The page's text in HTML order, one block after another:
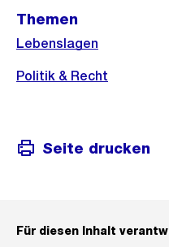
Informationen
Themen
Lebenslagen
Politik & Recht
Seite drucken
Für diesen Inhalt